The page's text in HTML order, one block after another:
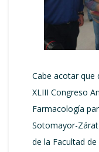
Cabe acotar que
XLIII Congreso
Farmacología
Sotomayor-
de la Facultad